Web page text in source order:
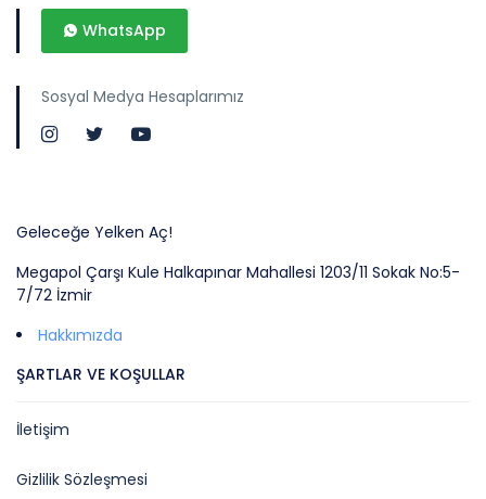
WhatsApp
Sosyal Medya Hesaplarımız
Geleceğe Yelken Aç!
Megapol Çarşı Kule Halkapınar Mahallesi 1203/11 Sokak No:5-
7/72 İzmir
Hakkımızda
ŞARTLAR VE KOŞULLAR
İletişim
Gizlilik Sözleşmesi